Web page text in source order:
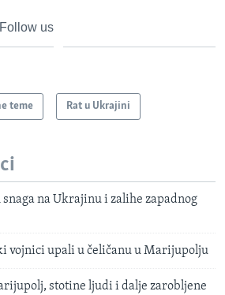
Follow us
teme Rat u Ukrajini
na Ukrajinu i zalihe zapadnog
vojnici upali u čeličanu u Marijupolju
stotine ljudi i dalje zarobljene